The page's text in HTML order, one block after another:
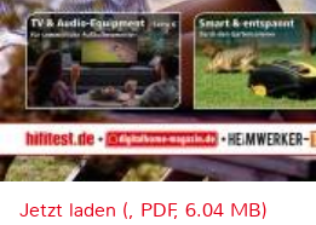
Jetzt laden (, PDF, 6.04 MB)